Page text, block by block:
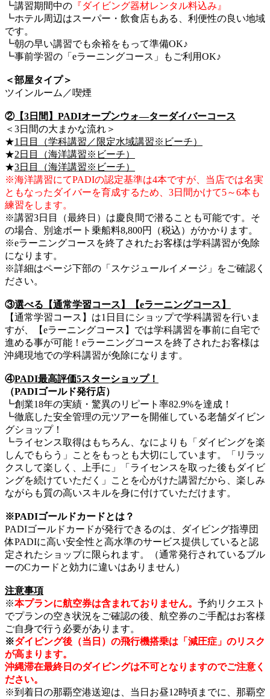
┗講習期間中の 『ダイビング器材レンタル料込み』
┗ホテル周辺はスーパー・飲食店もある、利便性の良い地域
です。
┗朝の早い講習でも余裕をもって準備OK♪
┗事前学習の「eラーニングコース」もご利用OK♪
＜部屋タイプ＞
ツインルーム／喫煙
②【3日間】PADIオープンウォ―ターダイバーコース
＜3日間の大まかな流れ＞
★1日目（学科講習／限定水域講習※ビーチ）
★2日目（海洋講習※ビーチ）
★3日目（海洋講習※ビーチ）
※海洋講習にてPADIの認定基準は4本ですが、当店では名実
ともなったダイバーを育成するため、3日間かけて5～6本も
練習をします。
※講習3日目（最終日）は慶良間で潜ることも可能です。そ
の場合、別途ボート乗船料8,800円（税込）がかかります。
※eラーニングコースを終了されたお客様は学科講習が免除
になります。
※詳細はページ下部の「スケジュールイメージ」をご確認く
ださい。
③選べる【通常学習コース】【eラーニングコース】
【通常学習コース】は1日目にショップで学科講習を行いま
すが、【eラーニングコース】では学科講習を事前に自宅で
進める事が可能！eラーニングコースを終了されたお客様は
沖縄現地での学科講習が免除になります。
④PADI最高評価5スターショップ！
（PADIゴールド発行店）
┗創業18年の実績・驚異のリピート率82.9%を達成！
┗徹底した安全管理の元ツアーを開催している老舗ダイビン
グショップ！
┗ライセンス取得はもちろん、なによりも「ダイビングを楽
しんでもらう」ことをもっとも大切にしています。「リラッ
クスして楽しく、上手に」「ライセンスを取った後もダイビ
ングを続けていただく」ことを心がけた講習だから、楽しみ
ながらも質の高いスキルを身に付けていただけます。
※PADIゴールドカードとは？
PADIゴールドカードが発行できるのは、ダイビング指導団
体PADIに高い安全性と高水準のサービス提供していると認
定されたショップに限られます。（通常発行されているブル
ーのCカードと効力に違いはありません）
注意事項
※本プランに航空券は含まれておりません。 予約リクエスト
でプランの空き状況をご確認の後、航空券のご手配はお客様
ご自身で行う必要があります。
※ダイビング後（当日）の飛行機搭乗は「減圧症」のリスク
が高まります。
沖縄滞在最終日のダイビングは不可となりますのでご注意く
ださい。
※到着日の那覇空港送迎は、当日お昼12時頃までに、那覇空